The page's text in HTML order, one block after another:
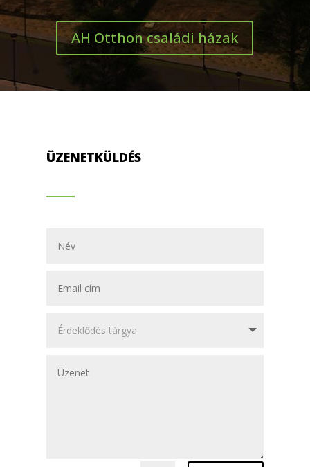
AH Otthon családi házak
ÜZENETKÜLDÉS